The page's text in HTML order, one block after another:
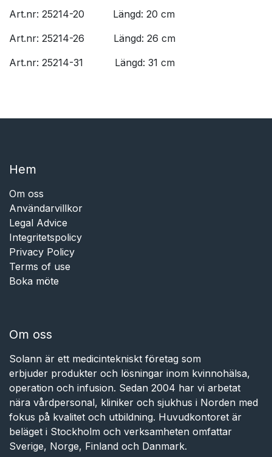
Art.nr: 25214-20
​Längd: 20 cm
Art.nr: 25214-26
​Längd: 26 cm
Art.nr: 25214-31
​Längd: 31 cm
Hem​​
Om oss
Användarvillkor
Legal Advice
Integritetspolicy
Privacy Policy
Terms of use
Boka möte
Om oss
Solann är ett medicintekniskt företag som
erbjuder produkter och lösningar inom kvinnohälsa,
operation och infusion. Sedan 2004 har vi arbetat
nära vårdpersonal, kliniker och sjukhus i Norden med
fokus på kvalitet och utbildning. Huvudkontoret är
beläget i Stockholm och verksamheten omfattar
Sverige, Norge, Finland och Danmark.